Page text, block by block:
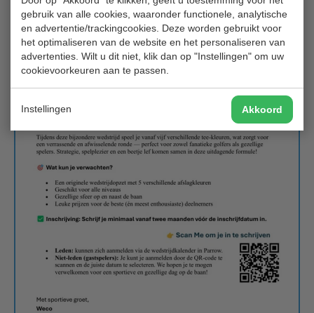
gebruik van alle cookies, waaronder functionele, analytische
en advertentie/trackingcookies. Deze worden gebruikt voor
het optimaliseren van de website en het personaliseren van
advertenties. Wilt u dit niet, klik dan op "Instellingen" om uw
cookievoorkeuren aan te passen.
Instellingen Akkoord